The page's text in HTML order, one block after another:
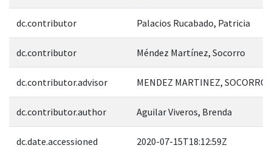
dc.contributor Palacios Rucabado, Patricia
dc.contributor Méndez Martínez, Socorro
dc.contributor.advisor MENDEZ MARTINEZ,
dc.contributor.author Aguilar Viveros, Brenda
dc.date.accessioned 2020-07-15T18:12:59Z